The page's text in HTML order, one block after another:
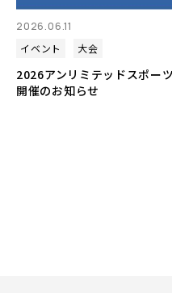
2026.06.11
イベント
大会
2026アンリミテッドスポー
開催のお知らせ